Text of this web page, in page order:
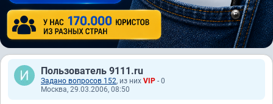
Пользователь 9111.ru
Задано вопросов 152, из них VIP - 0
Москва, 29.03.2006, 08:50